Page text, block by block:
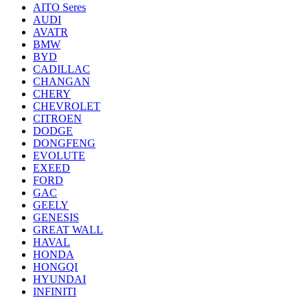
AITO Seres
AUDI
AVATR
BMW
BYD
CADILLAC
CHANGAN
CHERY
CHEVROLET
CITROEN
DODGE
DONGFENG
EVOLUTE
EXEED
FORD
GAC
GEELY
GENESIS
GREAT WALL
HAVAL
HONDA
HONGQI
HYUNDAI
INFINITI